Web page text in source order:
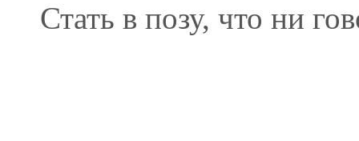
Стать в позу, что ни